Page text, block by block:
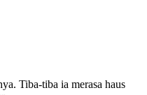
Tiba-tiba ia merasa haus